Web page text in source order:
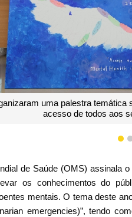
de Psiquiatria, Dra. Lam
temática
1
de Saúde (OMS) assinala
os conhecimentos do
mentais. O tema deste
emergencies)”, tendo